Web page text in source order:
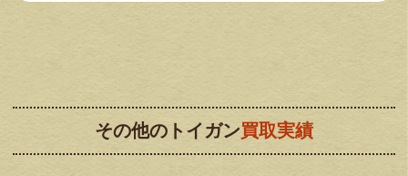
その他のトイガン買取実績